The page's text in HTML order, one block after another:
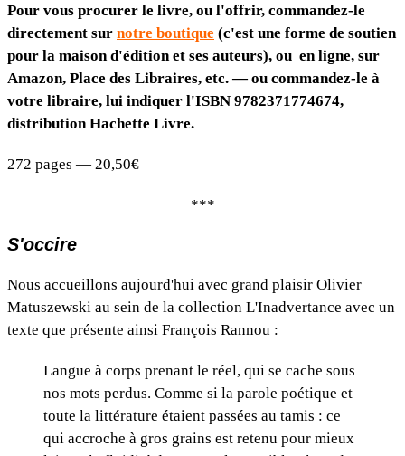
Pour vous procurer le livre, ou l'offrir, commandez-le
directement sur notre boutique (c'est une forme de soutien
pour la maison d'édition et ses auteurs), ou en ligne, sur
Amazon, Place des Libraires, etc. — ou commandez-le à
votre libraire, lui indiquer l'ISBN 9782371774674,
distribution Hachette Livre.
272 pages — 20,50€
***
S'occire
Nous accueillons aujourd'hui avec grand plaisir Olivier
Matuszewski au sein de la collection L'Inadvertance avec un
texte que présente ainsi François Rannou :
Langue à corps prenant le réel, qui se cache sous
nos mots perdus. Comme si la parole poétique et
toute la littérature étaient passées au tamis : ce
qui accroche à gros grains est retenu pour mieux